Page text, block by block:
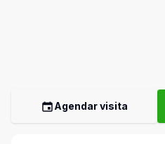
Agendar visita